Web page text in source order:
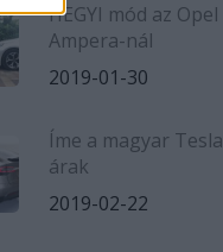
HEGYI mód az Opel
Ampera-nál
2019-01-30
Íme a magyar Tesla
árak
2019-02-22